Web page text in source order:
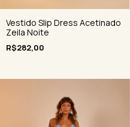
Vestido Slip Dress Acetinado
Zeila Noite
R$282,00